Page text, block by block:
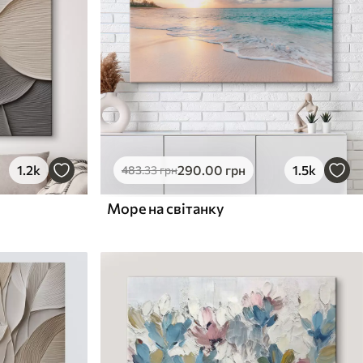
1.2k 483.33грн290.00 грн 1.5k
Море на світанку